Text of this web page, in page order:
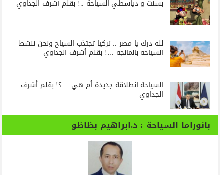
بسنت و دياسطي السياحة ..! بقلم أشرف الجداوي
لله درك يا مصر .. تركيا تجتذب السياح ونحن ننشط
السياحة بالمانجة …! بقلم أشرف الجداوي
السياحة انطلاقة جديدة أم هي …؟! بقلم أشرف
الجداوي
بانوراما السياحة : د.ابراهيم بظاظو